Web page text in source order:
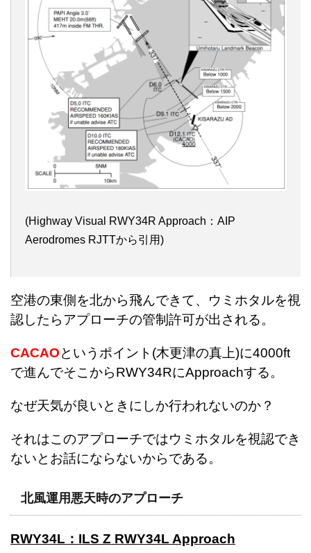
(Highway Visual RWY34R Approach：AIP
Aerodromes RJTTから引用)
空港の東側を北から飛んできて、ウミホタルを視
認したらアプローチの管制許可が出される。
CACAOというポイント(木更津の真上)に4000ft
で進んでそこからRWY34RにApproachする。
なぜ天気が良いときにしか行われないのか？
それはこのアプローチではウミホタルを視認でき
ないとお話にならないからである。
北風運用悪天時のアプローチ
RWY34L：ILS Z RWY34L Approach